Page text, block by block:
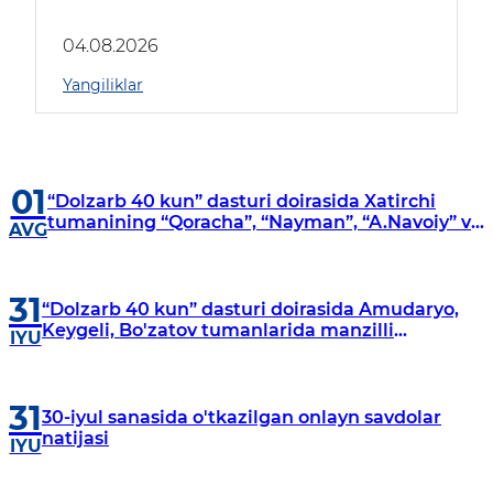
04.08.2026
Yangiliklar
01
AVG
“Dolzarb 40 kun” dasturi doirasida Xatirchi
tumanining “Qoracha”, “Nayman”, “A.Navoiy” va
31
IYU
“Dolzarb 40 kun” dasturi doirasida Amudaryo,
Keygeli, Bo'zatov tumanlarida manzilli
31
IYU
30-iyul sanasida o'tkazilgan onlayn savdolar
natijasi